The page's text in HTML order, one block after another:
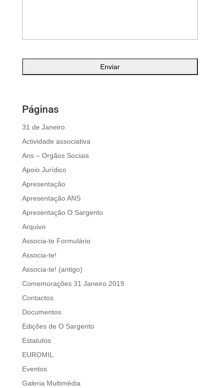
Páginas
31 de Janeiro
Actividade associativa
Ans – Orgãos Sociais
Apoio Jurídico
Apresentação
Apresentação ANS
Apresentação O Sargento
Arquivo
Associa-te Formulário
Associa-te!
Associa-te! (antigo)
Comemorações 31 Janeiro 2019
Contactos
Documentos
Edições de O Sargento
Estatutos
EUROMIL
Eventos
Galeria Multimédia